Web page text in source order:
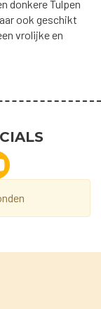
donkere Tulpen
ook geschikt
vrolijke en